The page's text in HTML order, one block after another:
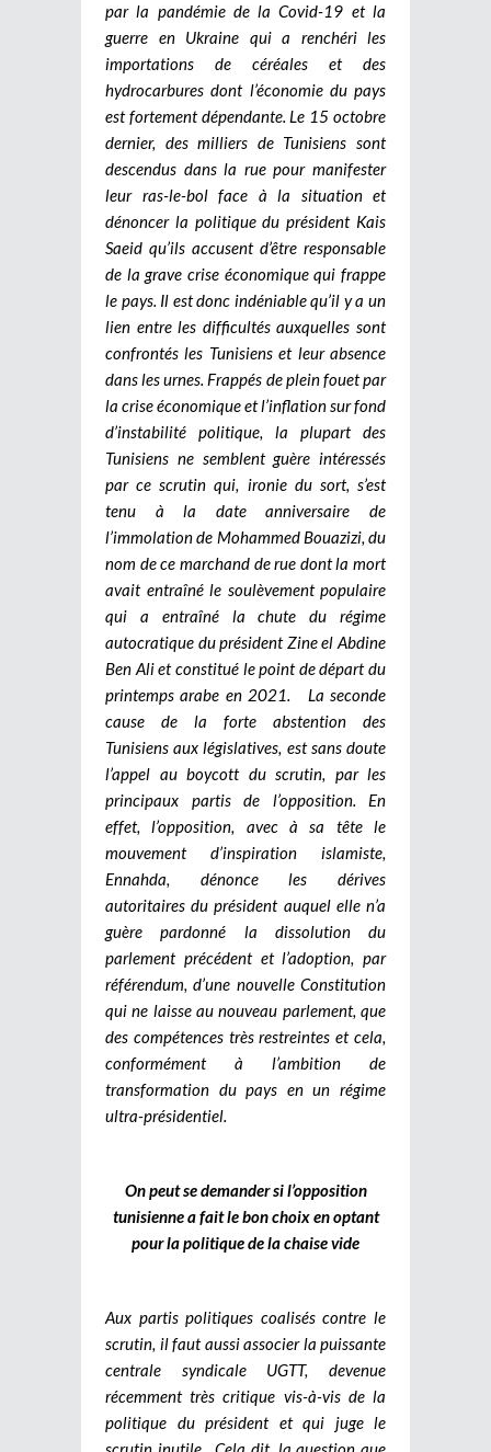
par la pandémie de la Covid-19 et la
guerre en Ukraine qui a renchéri les
importations de céréales et des
hydrocarbures dont l’économie du pays
est fortement dépendante. Le 15 octobre
dernier, des milliers de Tunisiens sont
descendus dans la rue pour manifester
leur ras-le-bol face à la situation et
dénoncer la politique du président Kais
Saeid qu’ils accusent d’être responsable
de la grave crise économique qui frappe
le pays. Il est donc indéniable qu’il y a un
lien entre les difficultés auxquelles sont
confrontés les Tunisiens et leur absence
dans les urnes. Frappés de plein fouet par
la crise économique et l’inflation sur fond
d’instabilité politique, la plupart des
Tunisiens ne semblent guère intéressés
par ce scrutin qui, ironie du sort, s’est
tenu à la date anniversaire de
l’immolation de Mohammed Bouazizi, du
nom de ce marchand de rue dont la mort
avait entraîné le soulèvement populaire
qui a entraîné la chute du régime
autocratique du président Zine el Abdine
Ben Ali et constitué le point de départ du
printemps arabe en 2021. La seconde
cause de la forte abstention des
Tunisiens aux législatives, est sans doute
l’appel au boycott du scrutin, par les
principaux partis de l’opposition. En
effet, l’opposition, avec à sa tête le
mouvement d’inspiration islamiste,
Ennahda, dénonce les dérives
autoritaires du président auquel elle n’a
guère pardonné la dissolution du
parlement précédent et l’adoption, par
référendum, d’une nouvelle Constitution
qui ne laisse au nouveau parlement, que
des compétences très restreintes et cela,
conformément à l’ambition de
transformation du pays en un régime
ultra-présidentiel.
On peut se demander si l’opposition
tunisienne a fait le bon choix en optant
pour la politique de la chaise vide
Aux partis politiques coalisés contre le
scrutin, il faut aussi associer la puissante
centrale syndicale UGTT, devenue
récemment très critique vis-à-vis de la
politique du président et qui juge le